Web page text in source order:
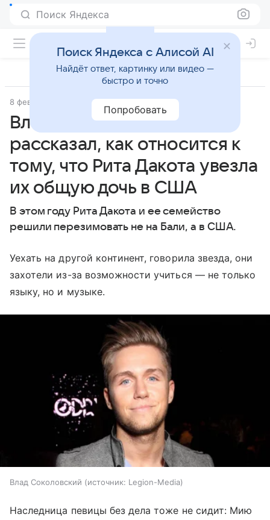
Поиск Яндекса
8 февраля 2024 Super.ru
Влад Соколовский
рассказал, как относится к
тому, что Рита Дакота увезла
их общую дочь в США
В этом году Рита Дакота и ее семейство
решили перезимовать не на Бали, а в США.
Уехать на другой континент, говорила звезда, они
захотели из-за возможности учиться — не только
языку, но и музыке.
Влад Соколовский источник: Legion-Media
Наследница певицы без дела тоже не сидит: Мию
Поиск Яндекса с Алисой AI
Найдёт ответ, картинку или видео —
быстро и точно
Попробовать